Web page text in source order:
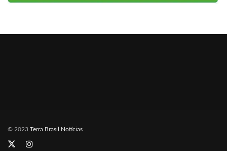
© 2023 Terra Brasil Notícias